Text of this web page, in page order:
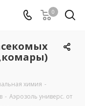
0
химия -
- Аэрозоль универс. от